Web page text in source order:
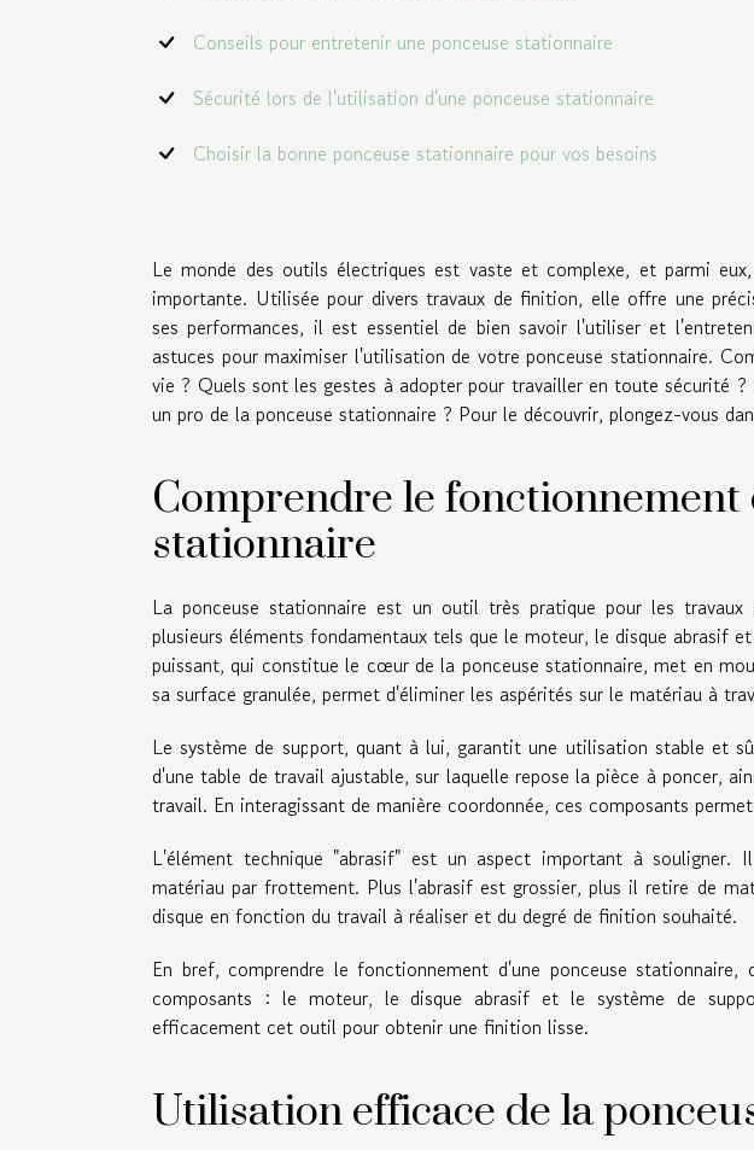
Conseils pour entretenir une ponceuse stationnaire
Sécurité lors de l'utilisation d'une ponceuse stationnaire
Choisir la bonne ponceuse stationnaire pour vos besoins
Le monde des outils électriques est vaste et complexe, et parmi
importante. Utilisée pour divers travaux de finition, elle offre une
ses performances, il est essentiel de bien savoir l'utiliser et
astuces pour maximiser l'utilisation de votre ponceuse stationnaire.
vie ? Quels sont les gestes à adopter pour travailler en toute sécurité
un pro de la ponceuse stationnaire ? Pour le découvrir, plongez-vous
Comprendre le fonctionnement
stationnaire
La ponceuse stationnaire est un outil très pratique pour les
plusieurs éléments fondamentaux tels que le moteur, le disque abrasif
puissant, qui constitue le cœur de la ponceuse stationnaire, met en
sa surface granulée, permet d'éliminer les aspérités sur le matériau à
Le système de support, quant à lui, garantit une utilisation stable et
d'une table de travail ajustable, sur laquelle repose la pièce à poncer,
travail. En interagissant de manière coordonnée, ces composants
L'élément technique "abrasif" est un aspect important à souligner.
matériau par frottement. Plus l'abrasif est grossier, plus il retire de
disque en fonction du travail à réaliser et du degré de finition souhaité.
En bref, comprendre le fonctionnement d'une ponceuse
composants : le moteur, le disque abrasif et le système de
efficacement cet outil pour obtenir une finition lisse.
Utilisation efficace de la